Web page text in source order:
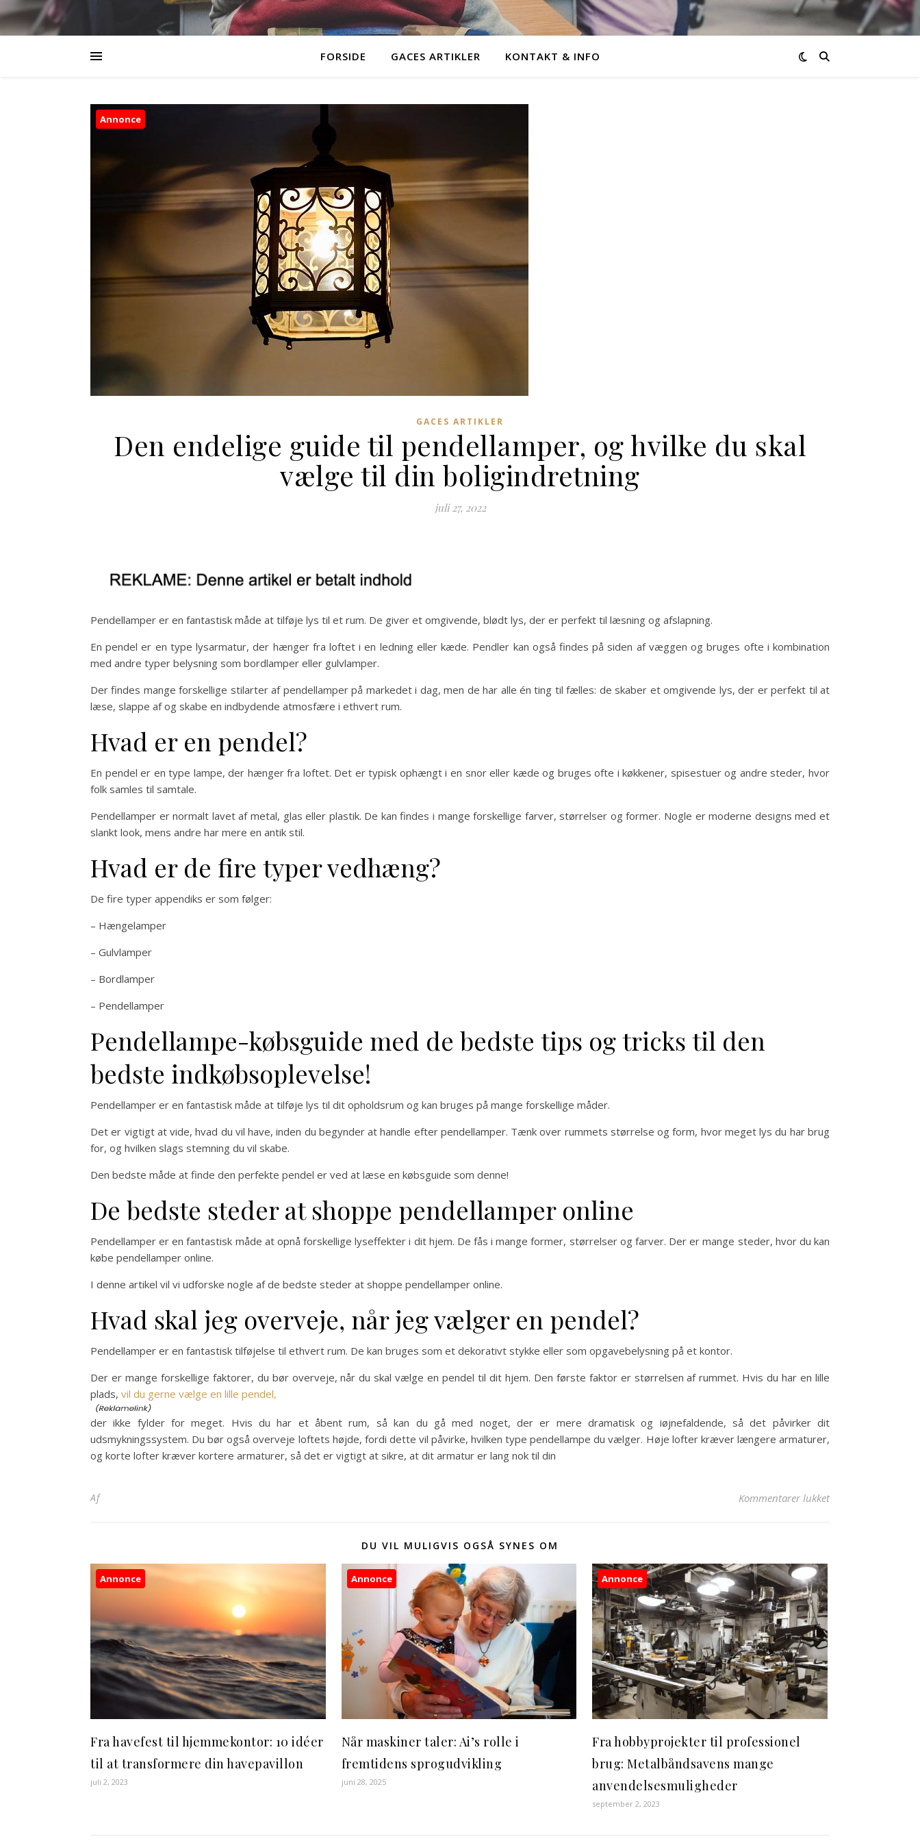
FORSIDE GACES ARTIKLER KONTAKT & INFO
Annonce
GACES ARTIKLER
Den endelige guide til pendellamper, og hvilke du skal
vælge til din boligindretning
juli 27, 2022
Pendellamper er en fantastisk måde at tilføje lys til et rum. De giver et omgivende, blødt lys, der er perfekt til læsning og afslapning.
En pendel er en type lysarmatur, der hænger fra loftet i en ledning eller kæde. Pendler kan også findes på siden af væggen og bruges ofte i kombination
med andre typer belysning som bordlamper eller gulvlamper.
Der findes mange forskellige stilarter af pendellamper på markedet i dag, men de har alle én ting til fælles: de skaber et omgivende lys, der er perfekt til at
læse, slappe af og skabe en indbydende atmosfære i ethvert rum.
Hvad er en pendel?
En pendel er en type lampe, der hænger fra loftet. Det er typisk ophængt i en snor eller kæde og bruges ofte i køkkener, spisestuer og andre steder, hvor
folk samles til samtale.
Pendellamper er normalt lavet af metal, glas eller plastik. De kan findes i mange forskellige farver, størrelser og former. Nogle er moderne designs med et
slankt look, mens andre har mere en antik stil.
Hvad er de fire typer vedhæng?
De fire typer appendiks er som følger:
– Hængelamper
– Gulvlamper
– Bordlamper
– Pendellamper
Pendellampe-købsguide med de bedste tips og tricks til den
bedste indkøbsoplevelse!
Pendellamper er en fantastisk måde at tilføje lys til dit opholdsrum og kan bruges på mange forskellige måder.
Det er vigtigt at vide, hvad du vil have, inden du begynder at handle efter pendellamper. Tænk over rummets størrelse og form, hvor meget lys du har brug
for, og hvilken slags stemning du vil skabe.
Den bedste måde at finde den perfekte pendel er ved at læse en købsguide som denne!
De bedste steder at shoppe pendellamper online
Pendellamper er en fantastisk måde at opnå forskellige lyseffekter i dit hjem. De fås i mange former, størrelser og farver. Der er mange steder, hvor du kan
købe pendellamper online.
I denne artikel vil vi udforske nogle af de bedste steder at shoppe pendellamper online.
Hvad skal jeg overveje, når jeg vælger en pendel?
Pendellamper er en fantastisk tilføjelse til ethvert rum. De kan bruges som et dekorativt stykke eller som opgavebelysning på et kontor.
Der er mange forskellige faktorer, du bør overveje, når du skal vælge en pendel til dit hjem. Den første faktor er størrelsen af rummet. Hvis du har en lille
plads, vil du gerne vælge en lille pendel,
der ikke fylder for meget. Hvis du har et åbent rum, så kan du gå med noget, der er mere dramatisk og iøjnefaldende, så det påvirker dit
udsmykningssystem. Du bør også overveje loftets højde, fordi dette vil påvirke, hvilken type pendellampe du vælger. Høje lofter kræver længere armaturer,
og korte lofter kræver kortere armaturer, så det er vigtigt at sikre, at dit armatur er lang nok til din
Af Kommentarer lukkettil Den endelige
DU VIL MULIGVIS OGSÅ SYNES OM
Annonce
Fra havefest til hjemmekontor: 10 idéer
til at transformere din havepavillon
juli 2, 2023
Annonce
Når maskiner taler: Ai’s rolle i
fremtidens sprogudvikling
juni 28, 2025
Annonce
Fra hobbyprojekter til professionel
brug: Metalbåndsavens mange
anvendelsesmuligheder
september 2, 2023